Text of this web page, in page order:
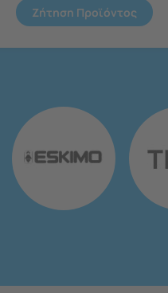
Ζήτηση Προϊόντος